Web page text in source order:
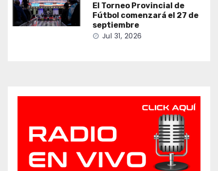
El Torneo Provincial de
Fútbol comenzará el 27 de
septiembre
Jul 31, 2026